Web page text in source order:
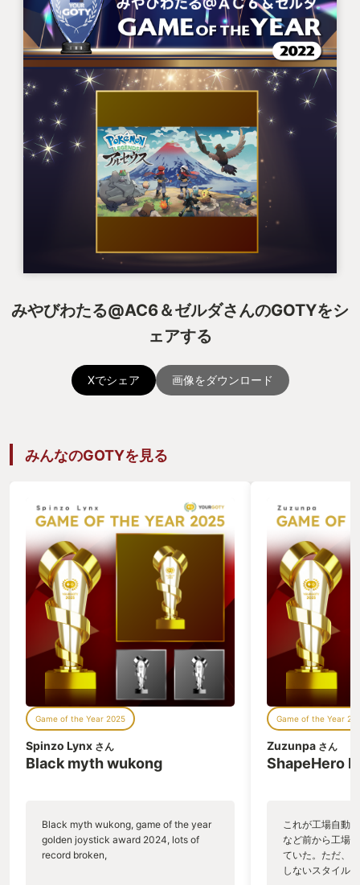
だまだこんな一面があったのかと驚かせられまし
た。
特に今作は本編作品群の過去を描いた話でもある
ため、この地方には昔こんなポケモンが存在してた
のか、と想像を膨らませてくれる作品となっていま
す。
RPGに留まらず、アクションという新たなジャン
ルでポケモンの新たな可能性を見せてくれた挑戦的
思えるタイトルだと思います。
みやびわたる@AC6＆ゼルダさんのGOTYをシ
ェアする
Xでシェア 画像をダウンロード
みんなのGOTYを見る
Game of the Year 2025
Spinzo Lynx さん
Black myth wukong
Black myth wukong, game of the year
golden joystick award 2024, lots of
record broken,
Game of the Year
Zuzunpa さん
ShapeHero
これが工場自動
など前から工場
ていた。ただ、
しないスタイル